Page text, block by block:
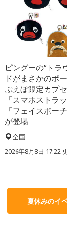
ピングーの“トラ
ドがまさかのポ
ぷえぼ限定カプ
「スマホストラ
「フェイスポー
が登場
全国
2026年8月8日 17:22
夏休みのイ